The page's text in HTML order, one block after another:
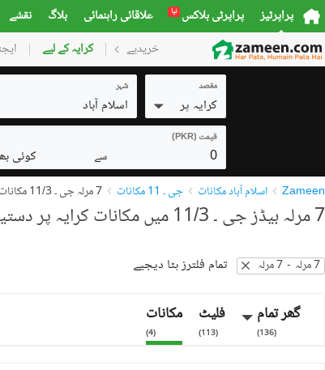
پراپرٹیز پراپرٹی بلاکس نیا علاقائی راہنمائی بلاگ نقشے
خریدیے گھر پلاٹسکرایہ کے لیے
مقصد
کرایہ پر
شہر
اسلام آباد
قیمت (PKR)
0 سے کوئی
Zameen اسلام آباد مکانات جی ۔ 11 مکانات 7 مرلہ جی ۔ 11/3 مکانات
7 مرلہ بیڈز جی ۔ 11/3 میں مکانات کرایہ پر دستیاب
7 مرلہ - 7 مرلہ تمام فلترز ہٹا دیجیے
گھر تمام
(
136
)
فلیٹ
(
113
)
مکانات
(
4
)